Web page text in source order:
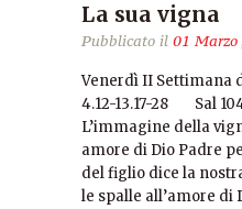
La sua vigna
Pubblicato il 01 Marzo
Venerdì II Settimana
4.12-13.17-28 Sal
L’immagine della
amore di Dio Padre
del figlio dice la
le spalle all’amore di